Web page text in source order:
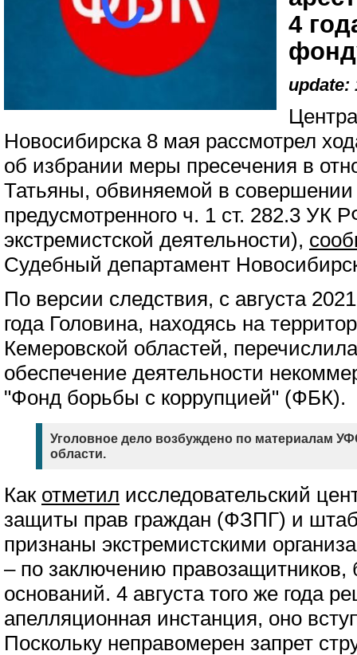
4
update:
Новосибирска 8 мая рассмотрел
об избрании меры пресечения в
Татьяны, обвиняемой в совершении
предусмотренного ч. 1 ст. 282.3 УК
экстремистской деятельности),
Судебный департамент
По версии следствия, с августа
года Головина, находясь на
Кемеровской областей,
обеспечение деятельности
"Фонд борьбы с коррупцией" (ФБК).
Уголовное дело возбуждено по материалам
области.
Как отметил исследовательский
защиты прав граждан (ФЗПГ) и
признаны экстремистскими
– по заключению правозащитников,
оснований. 4 августа того же года
апелляционная инстанция, оно
Поскольку неправомерен запрет